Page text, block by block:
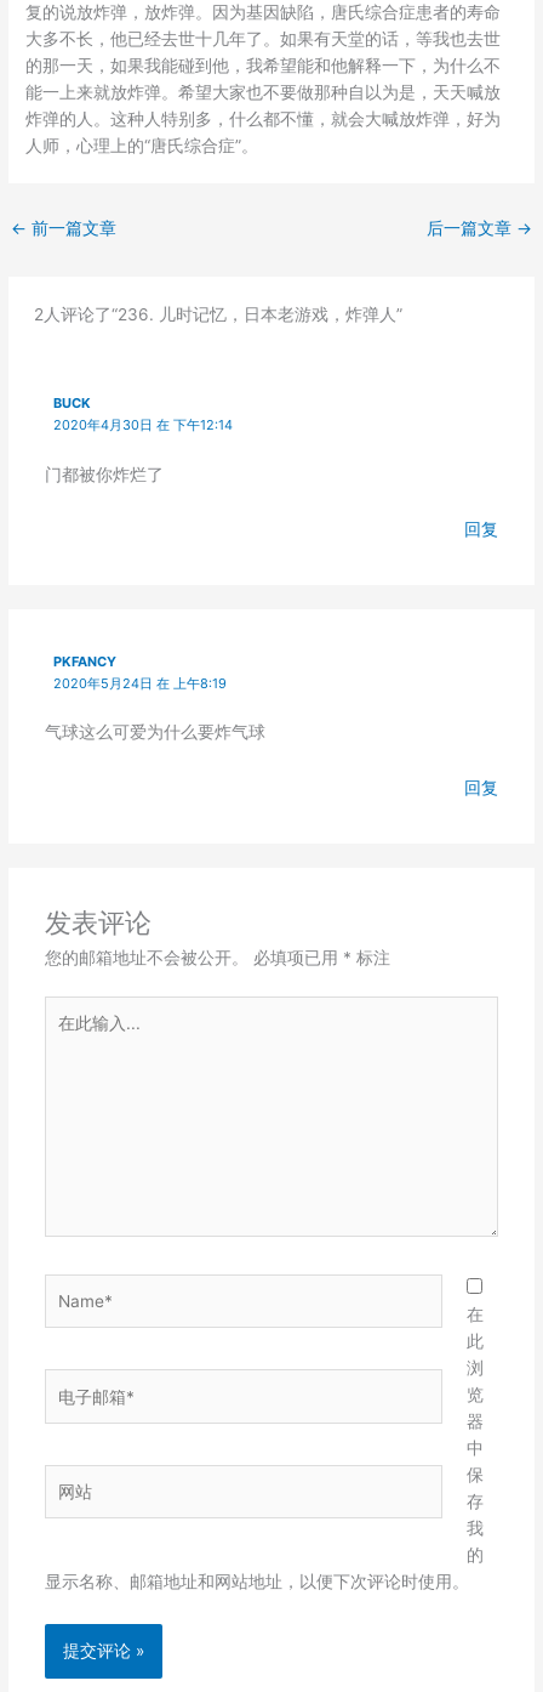
复的说放炸弹，放炸弹。因为基因缺陷，唐氏综合症患者的寿命
大多不长，他已经去世十几年了。如果有天堂的话，等我也去世
的那一天，如果我能碰到他，我希望能和他解释一下，为什么不
能一上来就放炸弹。希望大家也不要做那种自以为是，天天喊放
炸弹的人。这种人特别多，什么都不懂，就会大喊放炸弹，好为
人师，心理上的“唐氏综合症”。
← 前一篇文章 后一篇文章 →
2人评论了“236. 儿时记忆，日本老游戏，炸弹人”
BUCK
2020年4月30日 在 下午12:14
门都被你炸烂了
回复
PKFANCY
2020年5月24日 在 上午8:19
气球这么可爱为什么要炸气球
回复
发表评论
您的邮箱地址不会被公开。 必填项已用 * 标注
子
箱
站
在
此
浏
览
器
中
保
存
我
的
显示名称、邮箱地址和网站地址，以便下次评论时使用。